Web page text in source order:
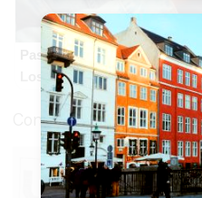
Pasaportes que abren
Los pasaportes más
Consulta el examen